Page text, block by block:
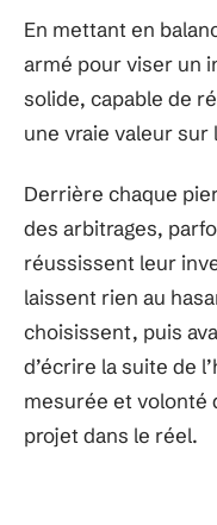
En mettant en
armé pour viser un
solide, capable de
une vraie valeur sur
Derrière chaque
des arbitrages,
réussissent leur
laissent rien au
choisissent, puis
d’écrire la suite de
mesurée et volonté
projet dans le réel.